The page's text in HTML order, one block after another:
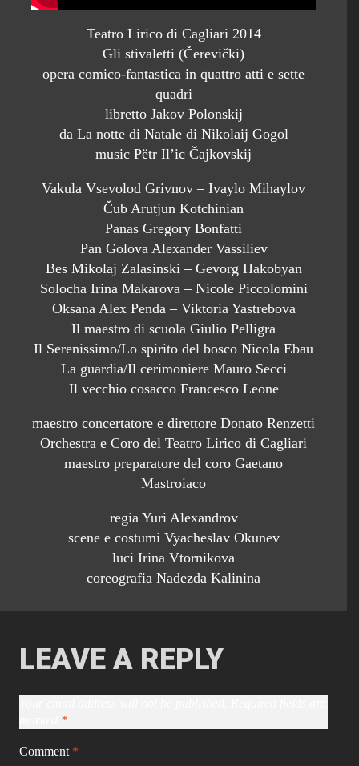
Teatro Lirico di Cagliari 2014
Gli stivaletti (Čerevički)
opera comico-fantastica in quattro atti e sette
quadri
libretto Jakov Polonskij
da La notte di Natale di Nikolaij Gogol
music Pëtr Il’ic Čajkovskij
Vakula Vsevolod Grivnov – Ivaylo Mihaylov
Čub Arutjun Kotchinian
Panas Gregory Bonfatti
Pan Golova Alexander Vassiliev
Bes Mikolaj Zalasinski – Gevorg Hakobyan
Solocha Irina Makarova – Nicole Piccolomini
Oksana Alex Penda – Viktoria Yastrebova
Il maestro di scuola Giulio Pelligra
Il Serenissimo/Lo spirito del bosco Nicola Ebau
La guardia/Il cerimoniere Mauro Secci
Il vecchio cosacco Francesco Leone
maestro concertatore e direttore Donato Renzetti
Orchestra e Coro del Teatro Lirico di Cagliari
maestro preparatore del coro Gaetano
Mastroiaco
regia Yuri Alexandrov
scene e costumi Vyacheslav Okunev
luci Irina Vtornikova
coreografia Nadezda Kalinina
LEAVE A REPLY
*
Comment *